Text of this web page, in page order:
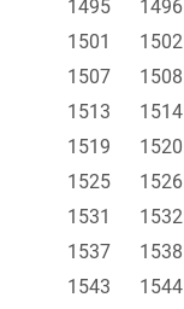
1495
1496
1501
1502
1507
1508
1513
1514
1519
1520
1525
1526
1531
1532
1537
1538
1543
1544